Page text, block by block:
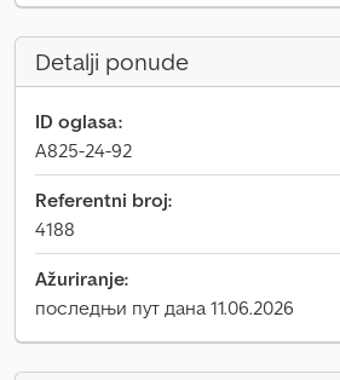
Detalji ponude
ID oglasa:
A825-24-92
Referentni broj:
4188
Ažuriranje:
последњи пут дана 11.06.2026